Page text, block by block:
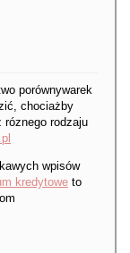
porównywarek
chociażby
rodzaju
wpisów
kredytowe to